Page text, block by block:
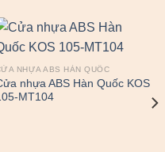
NHỰA ABS HÀN QUỐC
nhựa ABS Hàn Quốc KOS
MT104